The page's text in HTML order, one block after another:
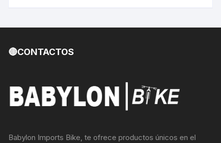
🔴CONTACTOS
Babylon Imports Bike, te ofrece productos únicos en el